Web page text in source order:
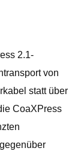
2.1-
von
statt über
CoaXPress